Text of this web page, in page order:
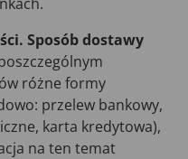
Sposób dostawy
różne formy
przelew bankowy,
karta kredytowa),
na ten temat